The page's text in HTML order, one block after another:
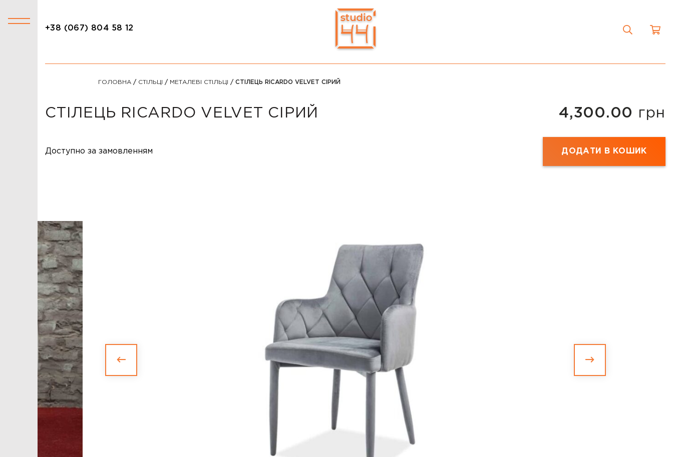
БАНКЕТКИ
НОВИНКИ
ЗА ПРИЗНАЧЕННЯМ
АКСЕСУАРИ
WISHLIST
КАТАЛОГ
CHECKOUT
+38 (067) 804 58 12
ГОЛОВНА/ СТІЛЬЦІ / МЕТАЛЕВІ СТІЛЬЦІ / СТІЛЕЦЬ RICARDO VELVET СІРИЙ
СТІЛЕЦЬ RICARDO VELVET СІРИЙ 4,300.00 грн
Доступно за замовленням ДОДАТИ В КОШИК